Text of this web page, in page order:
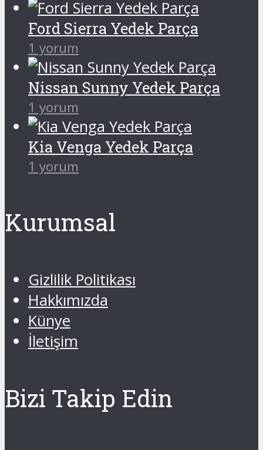
Ford Sierra Yedek Parça
1 yorum
Nissan Sunny Yedek Parça
1 yorum
Kia Venga Yedek Parça
1 yorum
Kurumsal
Gizlilik Politikası
Hakkımızda
Künye
İletişim
Bizi Takip Edin